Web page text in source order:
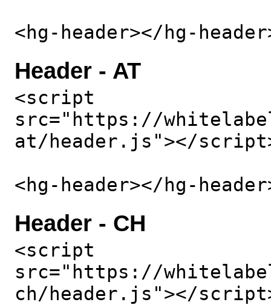
<hg-header></hg-
Header - AT
<script
src="https://
at/header.js"></
<hg-header></hg-
Header - CH
<script
src="https://
ch/header.js"></